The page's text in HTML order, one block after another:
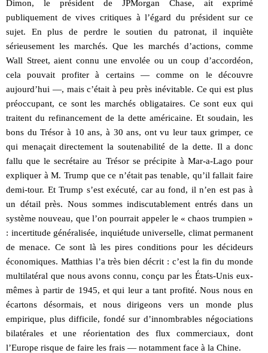
Dimon, le président de JPMorgan Chase, ait exprimé
publiquement de vives critiques à l’égard du président sur ce
sujet. En plus de perdre le soutien du patronat, il inquiète
sérieusement les marchés. Que les marchés d’actions, comme
Wall Street, aient connu une envolée ou un coup d’accordéon,
cela pouvait profiter à certains — comme on le découvre
aujourd’hui —, mais c’était à peu près inévitable. Ce qui est plus
préoccupant, ce sont les marchés obligataires. Ce sont eux qui
traitent du refinancement de la dette américaine. Et soudain, les
bons du Trésor à 10 ans, à 30 ans, ont vu leur taux grimper, ce
qui menaçait directement la soutenabilité de la dette. Il a donc
fallu que le secrétaire au Trésor se précipite à Mar-a-Lago pour
expliquer à M. Trump que ce n’était pas tenable, qu’il fallait faire
demi-tour. Et Trump s’est exécuté, car au fond, il n’en est pas à
un détail près. Nous sommes indiscutablement entrés dans un
système nouveau, que l’on pourrait appeler le « chaos trumpien »
: incertitude généralisée, inquiétude universelle, climat permanent
de menace. Ce sont là les pires conditions pour les décideurs
économiques. Matthias l’a très bien décrit : c’est la fin du monde
multilatéral que nous avons connu, conçu par les États-Unis eux-
mêmes à partir de 1945, et qui leur a tant profité. Nous nous en
écartons désormais, et nous dirigeons vers un monde plus
empirique, plus difficile, fondé sur d’innombrables négociations
bilatérales et une réorientation des flux commerciaux, dont
l’Europe risque de faire les frais — notamment face à la Chine.